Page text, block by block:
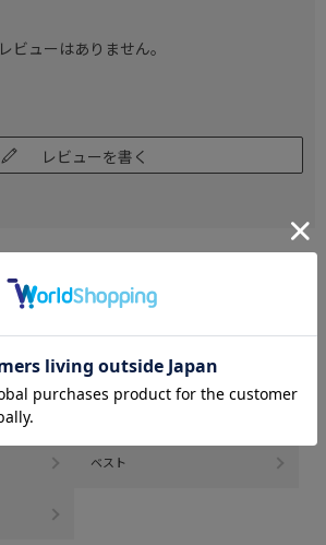
レビューはありません。
レビューを書く
CATEGORY
商品を絞る
2つボタン ジャケット
ベスト